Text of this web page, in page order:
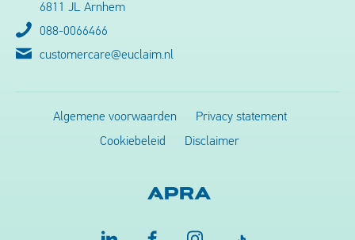
6811 JL Arnhem
088-0066466
customercare@euclaim.nl
Algemene voorwaarden
Privacy statement
Cookiebeleid
Disclaimer